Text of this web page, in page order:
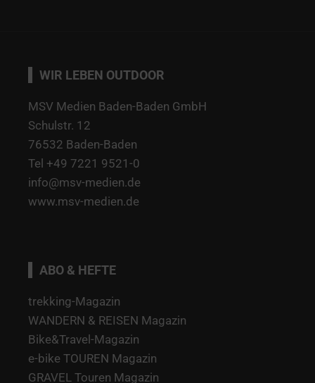
WIR LEBEN OUTDOOR
MSV Medien Baden-Baden GmbH
Schulstr. 12
76532 Baden-Baden
Tel +49 7221 9521-0
info@msv-medien.de
www.msv-medien.de
ABO & HEFTE
trekking-Magazin
WANDERN & REISEN Magazin
Bike&Travel-Magazin
e-bike TOUREN Magazin
GRAVEL Touren Magazin